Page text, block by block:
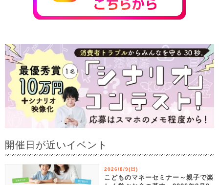
開催日が近いイベント
2026/8/9(日)
こどものマネーセミナー～親子で楽